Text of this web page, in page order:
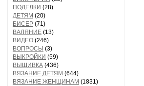
ПОДЕЛКИ (28)
ДЕТЯМ (20)
БИСЕР (71)
ВАЛЯНИЕ (13)
ВИДЕО (246)
ВОПРОСЫ (3)
ВЫКРОЙКИ (59)
ВЫШИВКА (436)
ВЯЗАНИЕ ДЕТЯМ (644)
ВЯЗАНИЕ ЖЕНЩИНАМ (1831)